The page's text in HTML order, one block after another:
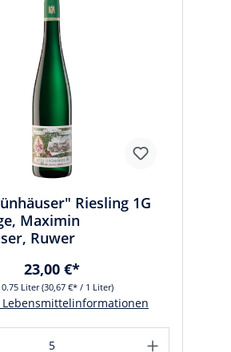
Riesling 1G
Maximin
Ruwer
0.75 Liter(30,67 €* / 1 Liter)
23,00 €*
Lebensmittelinformationen